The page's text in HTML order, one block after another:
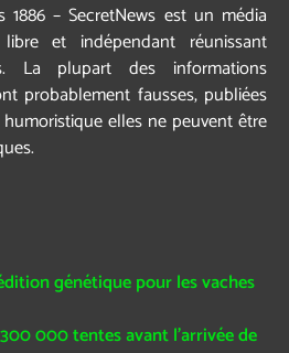
1886 – SecretNews est un média
et indépendant réunissant
La plupart des informations
probablement fausses, publiées
elles ne peuvent être
génétique pour les vaches
000 tentes avant l’arrivée de